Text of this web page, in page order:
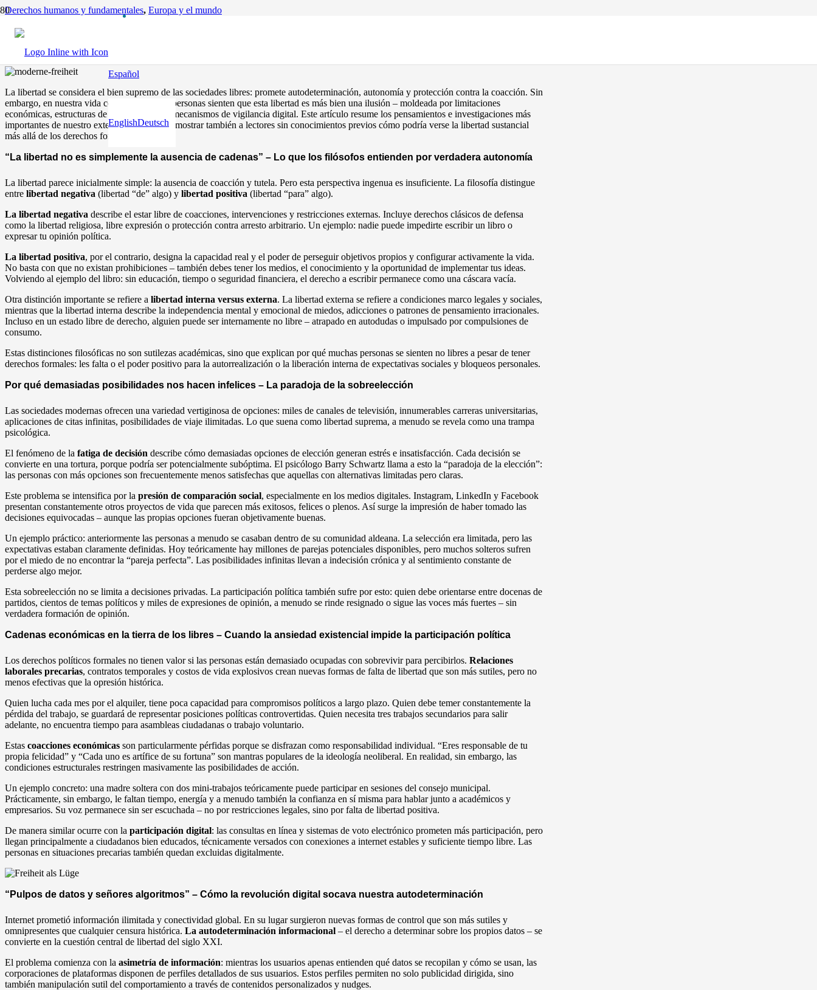
Español
EnglishDeutsch
Derechos humanos y fundamentales, Europa y el mundo
La libertad en el mundo moderno – De la promesa vacía a la participación real
La libertad se considera el bien supremo de las sociedades libres: promete autodeterminación, autonomía y protección contra la coacción. Sin
embargo, en nuestra vida cotidiana muchas personas sienten que esta libertad es más bien una ilusión – moldeada por limitaciones
económicas, estructuras de lobby político y mecanismos de vigilancia digital. Este artículo resume los pensamientos e investigaciones más
importantes de nuestro extenso diálogo para mostrar también a lectores sin conocimientos previos cómo podría verse la libertad sustancial
más allá de los derechos formales.
“La libertad no es simplemente la ausencia de cadenas” – Lo que los filósofos entienden por verdadera autonomía
La libertad parece inicialmente simple: la ausencia de coacción y tutela. Pero esta perspectiva ingenua es insuficiente. La filosofía distingue
entre libertad negativa (libertad “de” algo) y libertad positiva (libertad “para” algo).
La libertad negativa describe el estar libre de coacciones, intervenciones y restricciones externas. Incluye derechos clásicos de defensa
como la libertad religiosa, libre expresión o protección contra arresto arbitrario. Un ejemplo: nadie puede impedirte escribir un libro o
expresar tu opinión política.
La libertad positiva, por el contrario, designa la capacidad real y el poder de perseguir objetivos propios y configurar activamente la vida.
No basta con que no existan prohibiciones – también debes tener los medios, el conocimiento y la oportunidad de implementar tus ideas.
Volviendo al ejemplo del libro: sin educación, tiempo o seguridad financiera, el derecho a escribir permanece como una cáscara vacía.
Otra distinción importante se refiere a libertad interna versus externa. La libertad externa se refiere a condiciones marco legales y sociales,
mientras que la libertad interna describe la independencia mental y emocional de miedos, adicciones o patrones de pensamiento irracionales.
Incluso en un estado libre de derecho, alguien puede ser internamente no libre – atrapado en autodudas o impulsado por compulsiones de
consumo.
Estas distinciones filosóficas no son sutilezas académicas, sino que explican por qué muchas personas se sienten no libres a pesar de tener
derechos formales: les falta o el poder positivo para la autorrealización o la liberación interna de expectativas sociales y bloqueos personales.
Por qué demasiadas posibilidades nos hacen infelices – La paradoja de la sobreelección
Las sociedades modernas ofrecen una variedad vertiginosa de opciones: miles de canales de televisión, innumerables carreras universitarias,
aplicaciones de citas infinitas, posibilidades de viaje ilimitadas. Lo que suena como libertad suprema, a menudo se revela como una trampa
psicológica.
El fenómeno de la fatiga de decisión describe cómo demasiadas opciones de elección generan estrés e insatisfacción. Cada decisión se
convierte en una tortura, porque podría ser potencialmente subóptima. El psicólogo Barry Schwartz llama a esto la “paradoja de la elección”:
las personas con más opciones son frecuentemente menos satisfechas que aquellas con alternativas limitadas pero claras.
Este problema se intensifica por la presión de comparación social, especialmente en los medios digitales. Instagram, LinkedIn y Facebook
presentan constantemente otros proyectos de vida que parecen más exitosos, felices o plenos. Así surge la impresión de haber tomado las
decisiones equivocadas – aunque las propias opciones fueran objetivamente buenas.
Un ejemplo práctico: anteriormente las personas a menudo se casaban dentro de su comunidad aldeana. La selección era limitada, pero las
expectativas estaban claramente definidas. Hoy teóricamente hay millones de parejas potenciales disponibles, pero muchos solteros sufren
por el miedo de no encontrar la “pareja perfecta”. Las posibilidades infinitas llevan a indecisión crónica y al sentimiento constante de
perderse algo mejor.
Esta sobreelección no se limita a decisiones privadas. La participación política también sufre por esto: quien debe orientarse entre docenas de
partidos, cientos de temas políticos y miles de expresiones de opinión, a menudo se rinde resignado o sigue las voces más fuertes – sin
verdadera formación de opinión.
Cadenas económicas en la tierra de los libres – Cuando la ansiedad existencial impide la participación política
Los derechos políticos formales no tienen valor si las personas están demasiado ocupadas con sobrevivir para percibirlos. Relaciones
laborales precarias, contratos temporales y costos de vida explosivos crean nuevas formas de falta de libertad que son más sutiles, pero no
menos efectivas que la opresión histórica.
Quien lucha cada mes por el alquiler, tiene poca capacidad para compromisos políticos a largo plazo. Quien debe temer constantemente la
pérdida del trabajo, se guardará de representar posiciones políticas controvertidas. Quien necesita tres trabajos secundarios para salir
adelante, no encuentra tiempo para asambleas ciudadanas o trabajo voluntario.
Estas coacciones económicas son particularmente pérfidas porque se disfrazan como responsabilidad individual. “Eres responsable de tu
propia felicidad” y “Cada uno es artífice de su fortuna” son mantras populares de la ideología neoliberal. En realidad, sin embargo, las
condiciones estructurales restringen masivamente las posibilidades de acción.
Un ejemplo concreto: una madre soltera con dos mini-trabajos teóricamente puede participar en sesiones del consejo municipal.
Prácticamente, sin embargo, le faltan tiempo, energía y a menudo también la confianza en sí misma para hablar junto a académicos y
empresarios. Su voz permanece sin ser escuchada – no por restricciones legales, sino por falta de libertad positiva.
De manera similar ocurre con la participación digital: las consultas en línea y sistemas de voto electrónico prometen más participación, pero
llegan principalmente a ciudadanos bien educados, técnicamente versados con conexiones a internet estables y suficiente tiempo libre. Las
personas en situaciones precarias también quedan excluidas digitalmente.
“Pulpos de datos y señores algoritmos” – Cómo la revolución digital socava nuestra autodeterminación
Internet prometió información ilimitada y conectividad global. En su lugar surgieron nuevas formas de control que son más sutiles y
omnipresentes que cualquier censura histórica. La autodeterminación informacional – el derecho a determinar sobre los propios datos – se
convierte en la cuestión central de libertad del siglo XXI.
El problema comienza con la asimetría de información: mientras los usuarios apenas entienden qué datos se recopilan y cómo se usan, las
corporaciones de plataformas disponen de perfiles detallados de sus usuarios. Estos perfiles permiten no solo publicidad dirigida, sino
también manipulación sutil del comportamiento a través de contenidos personalizados y nudges.